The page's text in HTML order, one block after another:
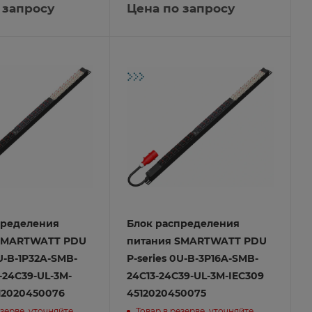
Цена по запросу
PDU
B-1P32A-SMB-
24C39-UL-3M-
Блок распределения
питания SMARTWATT PDU
P-series 0U-B-3P16A-SMB-
24C13-24C39-UL-3M-IEC309
4512020450075